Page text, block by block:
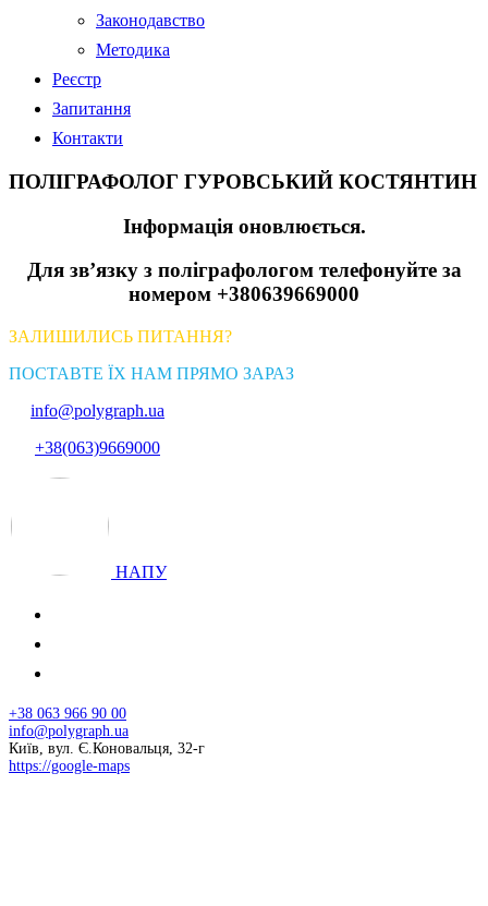
Законодавство
Методика
Реєстр
Запитання
Контакти
ПОЛІГРАФОЛОГ ГУРОВСЬКИЙ КОСТЯНТИН
Інформація оновлюється.
Для зв’язку з поліграфологом телефонуйте за
номером +380639669000
ЗАЛИШИЛИСЬ ПИТАННЯ?
ПОСТАВТЕ ЇХ НАМ ПРЯМО ЗАРАЗ
info@polygraph.ua
+38(063)9669000
НАПУ
+38 063 966 90 00
info@polygraph.ua
Київ, вул. Є.Коновальця, 32-г
https://google-maps